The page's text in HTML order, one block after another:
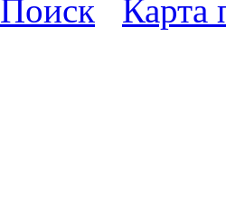
Поиск Карта